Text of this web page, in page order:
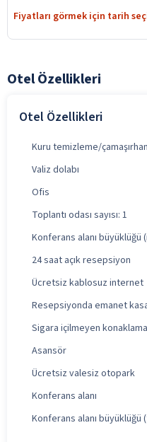
Fiyatları görmek için tarih
Otel Özellikleri
Otel Özellikleri
Kuru temizleme/
Valiz dolabı
Ofis
Toplantı odası sayısı: 1
Konferans alanı büyüklüğü
24 saat açık resepsiyon
Ücretsiz kablosuz internet
Resepsiyonda emanet
Sigara içilmeyen
Asansör
Ücretsiz valesiz otopark
Konferans alanı
Konferans alanı büyüklüğü